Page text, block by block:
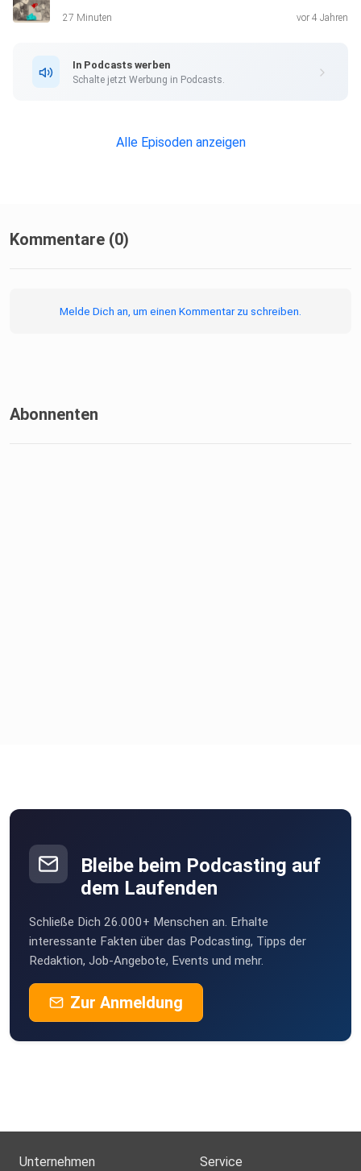
27 Minuten vor 4 Jahren
In Podcasts werben
Schalte jetzt Werbung in Podcasts.
Alle Episoden anzeigen
Kommentare (0)
Melde Dich an, um einen Kommentar zu schreiben.
Abonnenten
Bleibe beim Podcasting auf
dem Laufenden
Schließe Dich 26.000+ Menschen an. Erhalte
interessante Fakten über das Podcasting, Tipps der
Redaktion, Job-Angebote, Events und mehr.
Zur Anmeldung
Unternehmen Service